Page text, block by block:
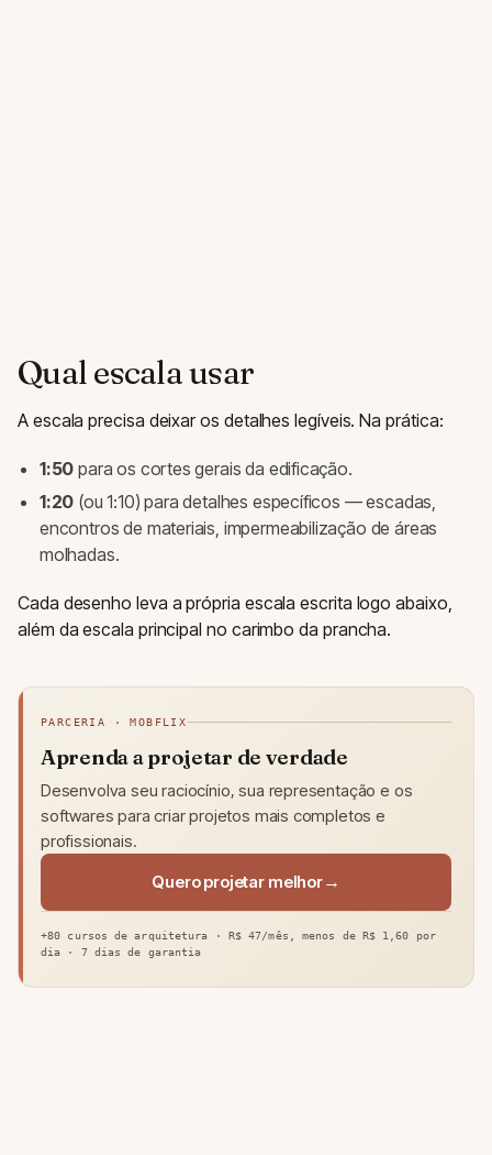
Qual escala usar
A escala precisa deixar os detalhes legíveis. Na prática:
1:50 para os cortes gerais da edificação.
1:20 (ou 1:10) para detalhes específicos — escadas,
encontros de materiais, impermeabilização de áreas
molhadas.
Cada desenho leva a própria escala escrita logo abaixo,
além da escala principal no carimbo da prancha.
PARCERIA · MOBFLIX
Aprenda a projetar de verdade
Desenvolva seu raciocínio, sua representação e os
softwares para criar projetos mais completos e
profissionais.
Quero projetar melhor
+80 cursos de arquitetura · R$ 47/mês, menos de R$ 1,60 por
dia · 7 dias de garantia